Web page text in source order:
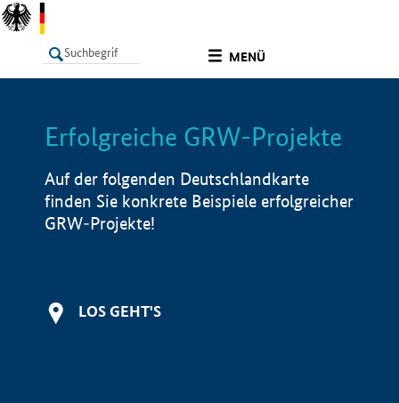
MENÜ
LISTE Info
Erfolgreiche GRW-Projekte
Auf der folgenden Deutschlandkarte
finden Sie konkrete Beispiele erfolgreicher
GRW-Projekte!
LOS GEHT'S